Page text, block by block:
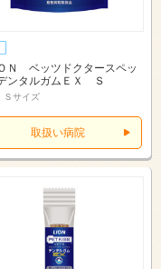
Ｎ ベッツドクタースペッ
ンタルガムＥＸ Ｓ
サイズ
取扱い病院